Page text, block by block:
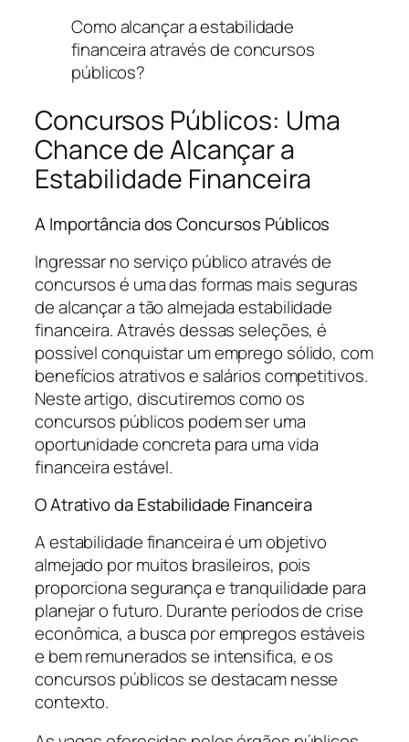
Como alcançar a estabilidade
financeira através de concursos
públicos?
Concursos Públicos: Uma
Chance de Alcançar a
Estabilidade Financeira
A Importância dos Concursos Públicos
Ingressar no serviço público através de
concursos é uma das formas mais seguras
de alcançar a tão almejada estabilidade
financeira. Através dessas seleções, é
possível conquistar um emprego sólido, com
benefícios atrativos e salários competitivos.
Neste artigo, discutiremos como os
concursos públicos podem ser uma
oportunidade concreta para uma vida
financeira estável.
O Atrativo da Estabilidade Financeira
A estabilidade financeira é um objetivo
almejado por muitos brasileiros, pois
proporciona segurança e tranquilidade para
planejar o futuro. Durante períodos de crise
econômica, a busca por empregos estáveis
e bem remunerados se intensifica, e os
concursos públicos se destacam nesse
contexto.